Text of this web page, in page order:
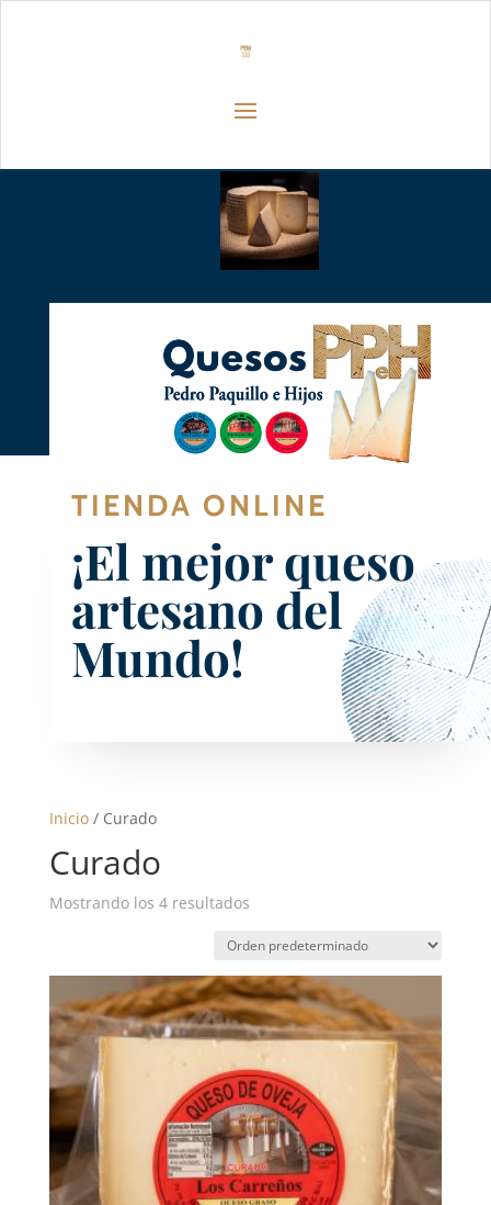
TIENDA ONLINE
¡El mejor queso
artesano del
Mundo!
Inicio/ Curado
Curado
Mostrando los 4 resultados